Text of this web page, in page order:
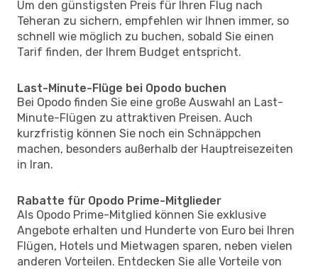
Um den günstigsten Preis für Ihren Flug nach
Teheran zu sichern, empfehlen wir Ihnen immer, so
schnell wie möglich zu buchen, sobald Sie einen
Tarif finden, der Ihrem Budget entspricht.
Last-Minute-Flüge bei Opodo buchen
Bei Opodo finden Sie eine große Auswahl an Last-
Minute-Flügen zu attraktiven Preisen. Auch
kurzfristig können Sie noch ein Schnäppchen
machen, besonders außerhalb der Hauptreisezeiten
in Iran.
Rabatte für Opodo Prime-Mitglieder
Als Opodo Prime-Mitglied können Sie exklusive
Angebote erhalten und Hunderte von Euro bei Ihren
Flügen, Hotels und Mietwagen sparen, neben vielen
anderen Vorteilen. Entdecken Sie alle Vorteile von